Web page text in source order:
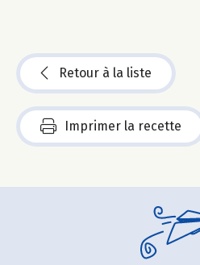
Retour à la liste
Imprimer la recette